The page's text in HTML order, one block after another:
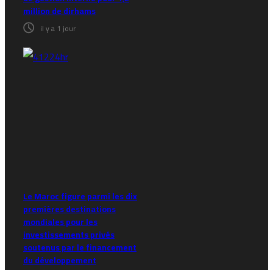
million de dirhams
il y a 1 jour
Le Maroc figure parmi les dix
premières destinations
mondiales pour les
investissements privés
soutenus par le financement
du développement